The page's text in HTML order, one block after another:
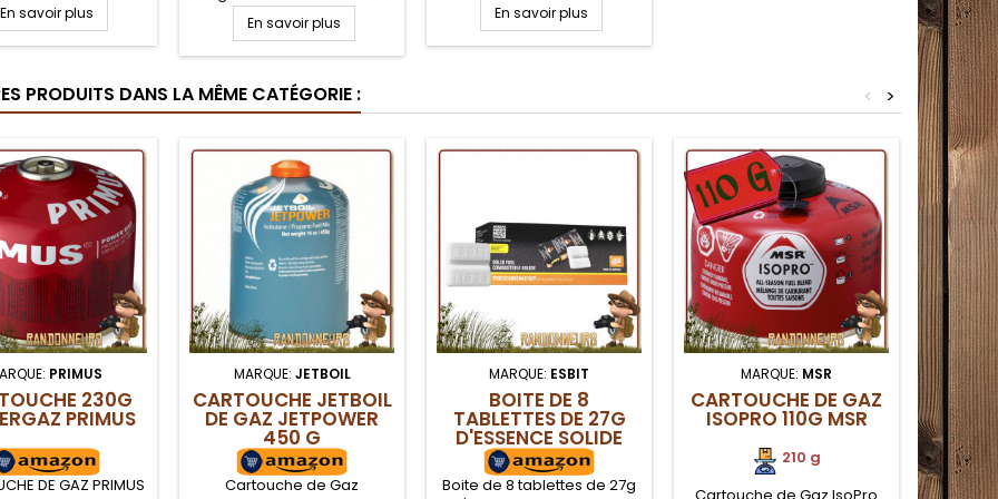
Grande Pierre
pour un
taille et son
V qui assure une
pour allumer
de camp ou initier
la...
En savoir plus
survie tout temps. Pratique,
cette boite ultra robuste
pour allumettes tempêtes
possède un couvercle avec
fermeture étanche et triple
En savoir plus
ou de survie, pour allumer
un feu. Permet d'allumer un
En savoir plus
PRODUITS DANS LA MÊME CATÉGORIE : >
<
PRIMUS
230G
PRIMUS
DE GAZ PRIMUS
MARQUE: JETBOIL
CARTOUCHE JETBOIL
DE GAZ JETPOWER
450 G
Cartouche de Gaz
MARQUE: ESBIT
BOITE DE 8
TABLETTES DE 27G
D'ESSENCE SOLIDE
ESBIT
Boite de 8 tablettes de 27g
MARQUE: MSR
CARTOUCHE DE GAZ
ISOPRO 110G MSR
210 g